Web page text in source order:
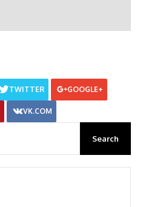
TWITTER GOOGLE+
VK.COM